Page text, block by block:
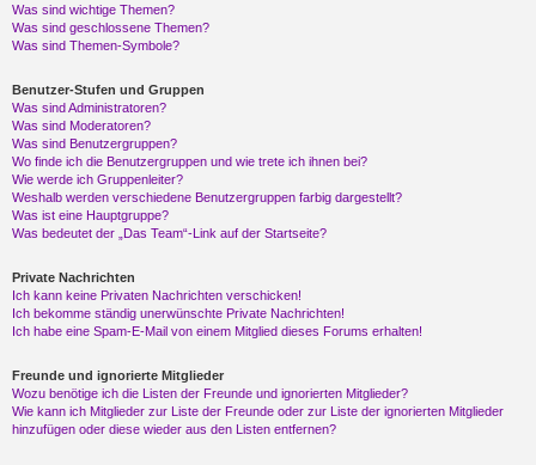
Was sind wichtige Themen?
Was sind geschlossene Themen?
Was sind Themen-Symbole?
Benutzer-Stufen und Gruppen
Was sind Administratoren?
Was sind Moderatoren?
Was sind Benutzergruppen?
Wo finde ich die Benutzergruppen und wie trete ich ihnen bei?
Wie werde ich Gruppenleiter?
Weshalb werden verschiedene Benutzergruppen farbig dargestellt?
Was ist eine Hauptgruppe?
Was bedeutet der „Das Team“-Link auf der Startseite?
Private Nachrichten
Ich kann keine Privaten Nachrichten verschicken!
Ich bekomme ständig unerwünschte Private Nachrichten!
Ich habe eine Spam-E-Mail von einem Mitglied dieses Forums erhalten!
Freunde und ignorierte Mitglieder
Wozu benötige ich die Listen der Freunde und ignorierten Mitglieder?
Wie kann ich Mitglieder zur Liste der Freunde oder zur Liste der ignorierten Mitglieder
hinzufügen oder diese wieder aus den Listen entfernen?